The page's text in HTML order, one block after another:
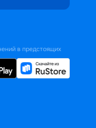
в предстоящих